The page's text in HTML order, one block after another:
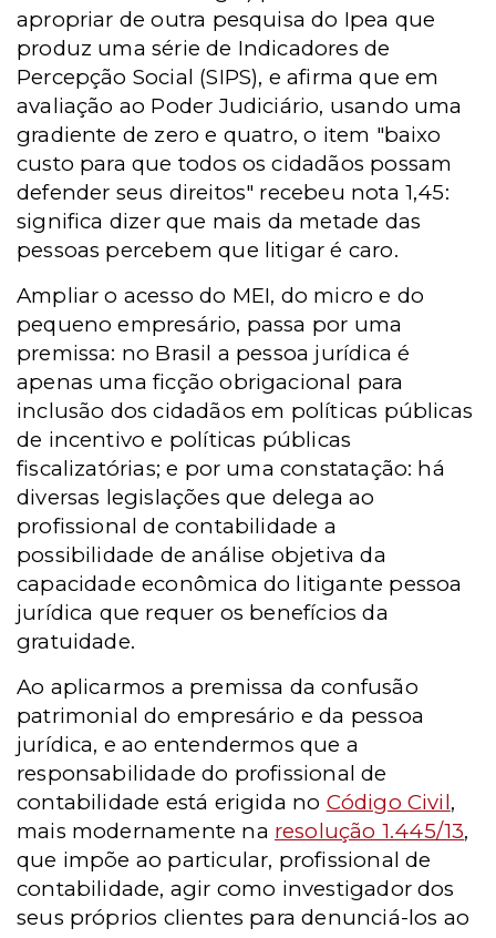
apropriar de outra pesquisa do Ipea que
produz uma série de Indicadores de
Percepção Social (SIPS), e afirma que em
avaliação ao Poder Judiciário, usando uma
gradiente de zero e quatro, o item "baixo
custo para que todos os cidadãos possam
defender seus direitos" recebeu nota 1,45:
significa dizer que mais da metade das
pessoas percebem que litigar é caro.
Ampliar o acesso do MEI, do micro e do
pequeno empresário, passa por uma
premissa: no Brasil a pessoa jurídica é
apenas uma ficção obrigacional para
inclusão dos cidadãos em políticas públicas
de incentivo e políticas públicas
fiscalizatórias; e por uma constatação: há
diversas legislações que delega ao
profissional de contabilidade a
possibilidade de análise objetiva da
capacidade econômica do litigante pessoa
jurídica que requer os benefícios da
gratuidade.
Ao aplicarmos a premissa da confusão
patrimonial do empresário e da pessoa
jurídica, e ao entendermos que a
responsabilidade do profissional de
contabilidade está erigida no Código Civil,
mais modernamente na resolução 1.445/13,
que impõe ao particular, profissional de
contabilidade, agir como investigador dos
seus próprios clientes para denunciá-los ao